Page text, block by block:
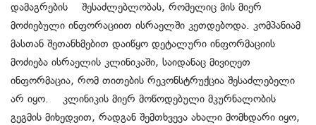
დამაგრების შესაძლებლობას, რომელიც მის მიერ
მოძიებული ინფორაციით ისრაელში კეთდებოდა. კომპანიამ
მასთან შეთანხმებით დაიწყო დეტალური ინფორმაციის
მოძიება ისრაელის კლინიკაში, საიდანაც მივიღეთ
ინფორმაცია, რომ თითების რეკონსტრუქცია შესაძლებელი
არ იყო. კლინიკის მიერ მოწოდებული მკურნალობის
გეგმის მიხედვით, რადგან შემთხვევა ახალი მომხდარი იყო,